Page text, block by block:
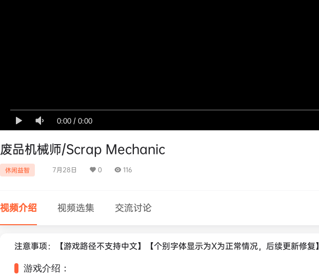
0:00 / 0:00
废品机械师/Scrap Mechanic
休闲益智 7月28日 0 116
视频介绍 视频选集 交流讨论
注意事项：【游戏路径不支持中文】【个别字体显示为X为正常情况，后续更新修复】
游戏介绍：